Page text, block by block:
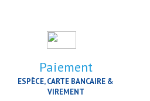
Paiement
ESPÈCE, CARTE BANCAIRE &
VIREMENT